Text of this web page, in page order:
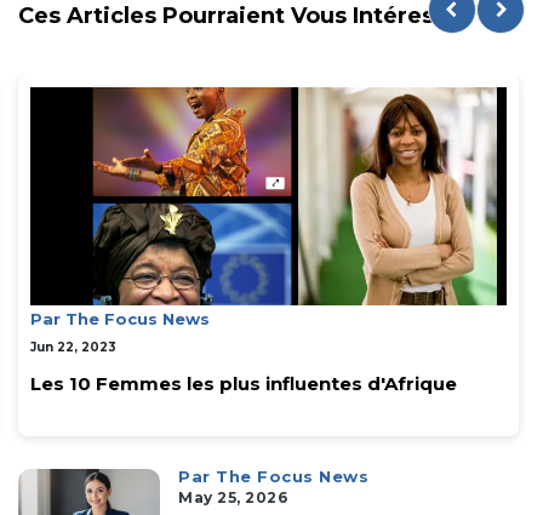
Ces Articles Pourraient Vous Intéresser
Par The Focus News
Jun 22, 2023
Les 10 Femmes les plus influentes d'Afrique
Par The Focus News
May 25, 2026